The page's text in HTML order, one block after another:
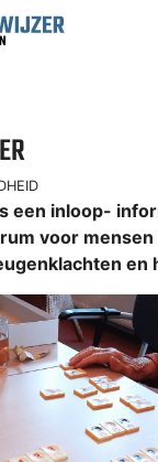
een inloop-
voor
en